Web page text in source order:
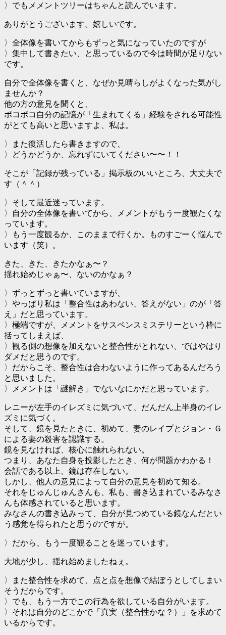
〉でもメメントツリーはちゃんと読んでいます。
ありがとうございます。嬉しいです。
〉全体像を書いてからもずっと気になっていたのですが
〉集中して書きたい、と思っているので今は時間が足りない
です。
自分で全体像を書くと、なぜか見晴らしがよくなった気がし
ませんか？
他の方の意見を聞くと、
ポコポコ自分の記憶が「生まれてくる」経験をされる可能性
がとても高いと思いますよ、私は。
〉また復活したら書きますので、
〉どうかどうか、忘れずにいてください〜〜！！
そこが「記録が残っている」掲示板のいいところ、大丈夫で
す（＾＾）
〉そして最近迷っています。
〉自分の全体像を書いてから、メメントがもう一度観たくな
っています。
〉もう一度観るか、このままで行くか。ものすごーく悩んで
います（笑）。
きた、きた、きたかなぁ〜？
揺れ始めじゃぁ〜、ないのかなぁ？
〉ずっとずっと書いていますが、
〉やっぱり私は「整合性はあわない、答えがない」のが「答
え」だと思っています。
〉極端ですが、メメントをサスペンスミステリーという枠に
括ってしまえば、
〉観る側の想像を加えないと整合性がとれない、ではやはり
ダメだと思うのです。
〉だからこそ、整合性は合わないように作ってあるんだろう
と思いました。
〉メメントは「謎解き」でないなにかだと思っています。
レニーが左手のイレズミに気づいて、だんだん上半身のイレ
ズミに気づく。
そして、鏡を見たときに、初めて、妻のレイプとジョン・Ｇ
による妻の殺害を認識する。
鏡を見なければ、核心に触れられない。
つまり、あなた自身を投影したとき、何が問題かわかる！
会話である以上、鏡は存在しない。
しかし、他人の意見によって自分の意見を初めて知る。
それをじゅんじゅんさんも、私も、書き込まれているみなさ
んも体感されていると思います。
みなさんの書き込みって、自分が見つめている鏡なんだとい
う感覚を得られたと思うのですが。
〉だから、もう一度観ることを迷っています。
大地が少し、揺れ始めましたねぇ。
〉また整合性を求めて、点と点を想像で結ぼうとしてしまい
そうだからです。
〉でも、もう一方でこの行為を欲している自分がいます。
〉それは自分のどこかで「真実（整合性かな？）」を求めて
いるからです。